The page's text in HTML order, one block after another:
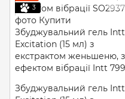
3
Збуджувальний гель Intt